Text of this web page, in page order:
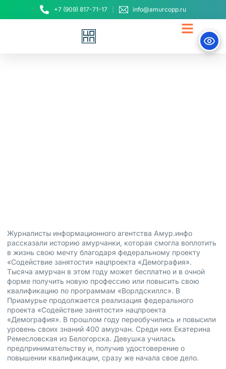
+7 (909) 817-71-17 info@amurcopp.ru
Журналисты информационного агентства Амур.инфо
рассказали историю амурчанки, которая смогла воплотить
в жизнь свою мечту благодаря федеральному проекту
«Содействие занятости» нацпроекта «Демография».
Тысяча амурчан в этом году может бесплатно и в очной
форме получить новую профессию или повысить свою
квалификацию по программам «Ворлдскиллс». В
Приамурье продолжается реализация федерального
проекта «Содействие занятости» нацпроекта
«Демография». В прошлом году переобучились и повысили
уровень своих знаний 400 амурчан. Среди них Екатерина
Ремесловская из Белогорска. Девушка училась
предпринимательству и, получив удостоверение о
повышении квалификации, сразу же начала свое дело.